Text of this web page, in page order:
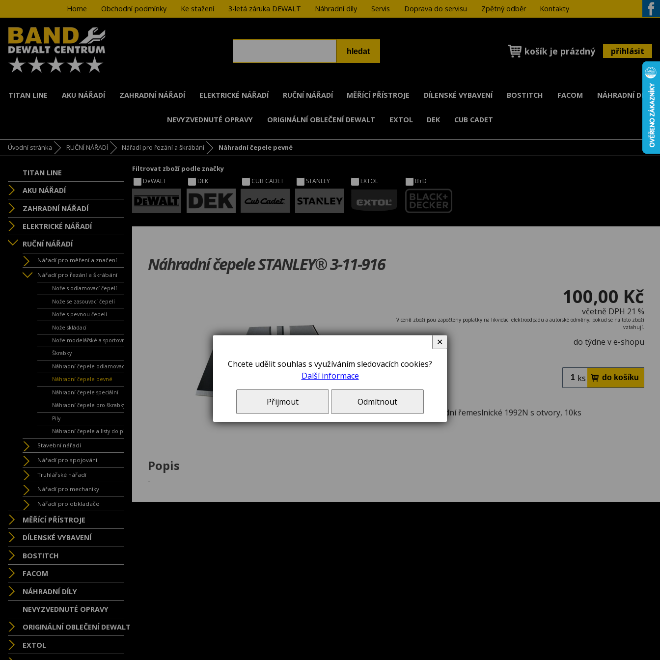
Home Obchodní podmínky Ke stažení 3-letá záruka DEWALT Náhradní díly Servis Doprava do servisu Zpětný odběr
Kontakty
košík je prázdný přihlásit
TITAN LINE AKU NÁŘADÍ ZAHRADNÍ NÁŘADÍ ELEKTRICKÉ NÁŘADÍ RUČNÍ NÁŘADÍ MĚŘÍCÍ PŘÍSTROJE DÍLENSKÉ VYBAVENÍ BOSTITCH FACOM NÁHRADNÍ DÍLY
NEVYZVEDNUTÉ OPRAVY ORIGINÁLNÍ OBLEČENÍ DEWALT EXTOL DEK CUB CADET
Úvodní stránka RUČNÍ NÁŘADÍ Nářadí pro řezání a škrábání Náhradní čepele pevné
TITAN LINE
AKU NÁŘADÍ
ZAHRADNÍ NÁŘADÍ
ELEKTRICKÉ NÁŘADÍ
RUČNÍ NÁŘADÍ
Nářadí pro měření a značení
Nářadí pro řezání a škrábání
Nože s odlamovací čepelí
Nože se zasouvací čepelí
Nože s pevnou čepelí
Nože skládací
Nože modelářské a sportovní
Škrabky
Náhradní čepele odlamovací
Náhradní čepele pevné
Náhradní čepele speciální
Náhradní čepele pro škrabky
Pily
Náhradní čepele a listy do pil
Stavební nářadí
Nářadí pro spojování
Truhlářské nářadí
Nářadí pro mechaniky
Nářadí pro obkladače
MĚŘÍCÍ PŘÍSTROJE
DÍLENSKÉ VYBAVENÍ
BOSTITCH
FACOM
NÁHRADNÍ DÍLY
NEVYZVEDNUTÉ OPRAVY
ORIGINÁLNÍ OBLEČENÍ DEWALT
EXTOL
Filtrovat zboží podle značky
DeWALT DEK CUB CADET STANLEY EXTOL B+D
Náhradní čepele STANLEY® 3-11-916
100,00 Kč
včetně DPH 21 %
V ceně zboží jsou započteny poplatky na likvidaci elektroodpadu a autorské odměny, pokud se na toto zboží
vztahují.
do týdne v e-shopu
ks
Čepele náhradní řemeslnické 1992N s otvory, 10ks
Popis
-
Chcete udělit souhlas s využíváním sledovacích cookies?
Další informace
Přijmout Odmítnout
✕